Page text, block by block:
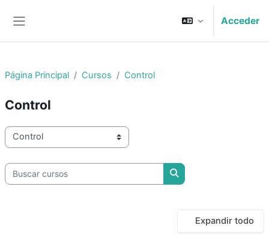
Acceder
Página Principal Cursos Control
Control
Categorías
Buscar cursos
Buscar cursos
Expandir todo